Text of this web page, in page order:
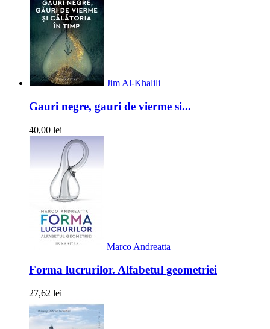
Jim Al-Khalili
Gauri negre, gauri de vierme si...
40,00 lei
Marco Andreatta
Forma lucrurilor. Alfabetul geometriei
27,62 lei